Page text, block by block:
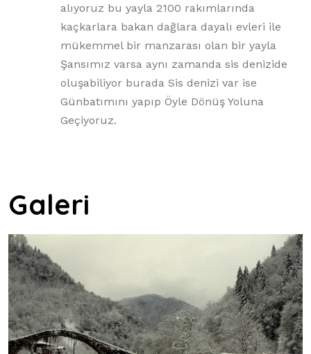
alıyoruz bu yayla 2100 rakımlarında
kaçkarlara bakan dağlara dayalı evleri ile
mükemmel bir manzarası olan bir yayla
Şansımız varsa aynı zamanda sis denizide
oluşabiliyor burada Sis denizi var ise
Günbatımını yapıp Öyle Dönüş Yoluna
Geçiyoruz.
Galeri